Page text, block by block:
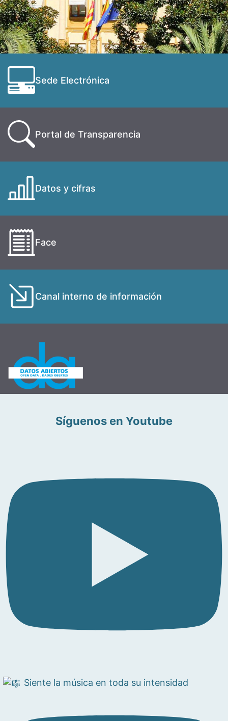
Sede Electrónica
Portal de Transparencia
Datos y cifras
Face
Canal interno de información
Síguenos en Youtube
Siente la música en toda su intensidad